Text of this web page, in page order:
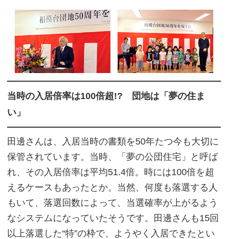
当時の入居倍率は100倍超!? 団地は「夢の住ま
い」
田邊さんは、入居当時の書類を50年たつ今も大切に
保管されています。当時、「夢の公団住宅」と呼ば
れ、その入居倍率は平均51.4倍。時には100倍を超
えるケースもあったとか。当然、何度も落選する人
もいて、落選回数によって、当選確率が上がるよう
なシステムになっていたそうです。田邊さんも15回
以上落選した“特”の枠で、ようやく入居できたとい